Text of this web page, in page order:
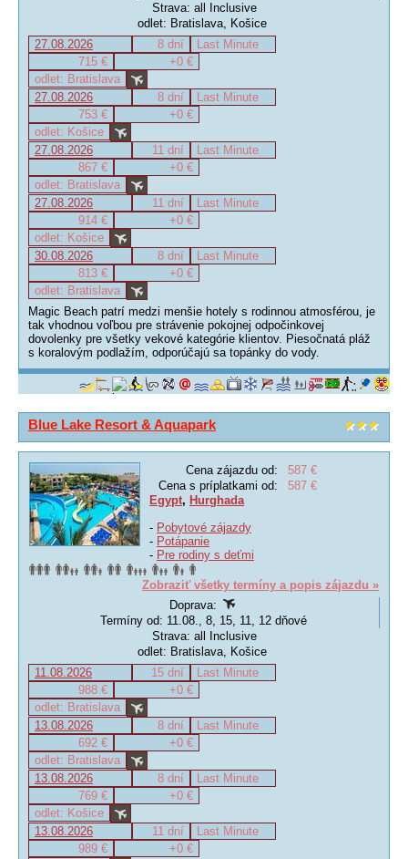
Strava: all Inclusive
odlet: Bratislava, Košice
27.08.2026
8 dní
Last Minute
715 €
+0 €
odlet: Bratislava
27.08.2026
8 dní
Last Minute
753 €
+0 €
odlet: Košice
27.08.2026
11 dní
Last Minute
867 €
+0 €
odlet: Bratislava
27.08.2026
11 dní
Last Minute
914 €
+0 €
odlet: Košice
30.08.2026
8 dní
Last Minute
813 €
+0 €
odlet: Bratislava
Magic Beach patrí medzi menšie hotely s rodinnou atmosférou, je
tak vhodnou voľbou pre strávenie pokojnej odpočinkovej
dovolenky pre všetky vekové kategórie klientov. Piesočnatá pláž
s koralovým podlažím, odporúčajú sa topánky do vody.
Blue Lake Resort & Aquapark
Cena zájazdu od:
587 €
Cena s príplatkami od:
587 €
Egypt, Hurghada
- Pobytové zájazdy
- Potápanie
- Pre rodiny s deťmi
Zobraziť všetky termíny a popis zájazdu »
Doprava:
Termíny od: 11.08., 8, 15, 11, 12 dňové
Strava: all Inclusive
odlet: Bratislava, Košice
11.08.2026
15 dní
Last Minute
988 €
+0 €
odlet: Bratislava
13.08.2026
8 dní
Last Minute
692 €
+0 €
odlet: Bratislava
13.08.2026
8 dní
Last Minute
769 €
+0 €
odlet: Košice
13.08.2026
11 dní
Last Minute
989 €
+0 €